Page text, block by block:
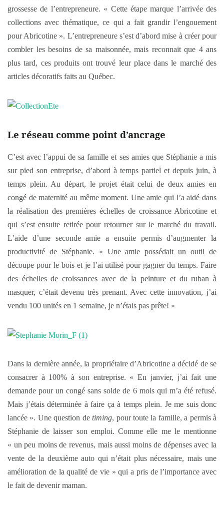
grossesse de l’entrepreneure. « Cette étape marque l’arrivée des
collections avec thématique, ce qui a fait grandir l’engouement
pour Abricotine ». L’entrepreneure s’est d’abord mise à créer pour
combler les besoins de sa maisonnée, mais reconnait que 4 ans
plus tard, ces produits ont trouvé leur place dans le marché des
articles décoratifs faits au Québec.
Le réseau comme point d’ancrage
C’est avec l’appui de sa famille et ses amies que Stéphanie a mis
sur pied son entreprise, d’abord à temps partiel et depuis juin, à
temps plein. Au départ, le projet était celui de deux amies en
congé de maternité au même moment. Une amie qui l’a aidé dans
la réalisation des premières échelles de croissance Abricotine et
qui s’est ensuite retirée pour retourner sur le marché du travail.
L’aide d’une seconde amie a ensuite permis d’augmenter la
productivité de Stéphanie. « Une amie possédait un outil de
découpe pour le bois et je l’ai utilisé pour gagner du temps. Faire
des échelles de croissances avec de la peinture et du ruban à
masquer, c’était devenu très prenant. Avec cette innovation, j’ai
vendu 100 unités en 1 semaine, je n’étais pas prête! »
Dans la dernière année, la propriétaire d’Abricotine a décidé de se
consacrer à 100% à son entreprise. « En janvier, j’ai fait une
demande pour un congé sans solde de 6 mois qui m’a été refusé.
Mais j’étais déterminée à faire ça à temps plein. Je me suis donc
lancée ». Une question detiming, pour toute la famille, a permis à
Stéphanie de laisser son emploi. Comme elle me le mentionne
« un peu moins de revenus, mais aussi moins de dépenses avec la
vente de la deuxième auto qui n’était plus nécessaire, mais une
amélioration de la qualité de vie » qui a pris de l’importance avec
le fait de devenir maman.